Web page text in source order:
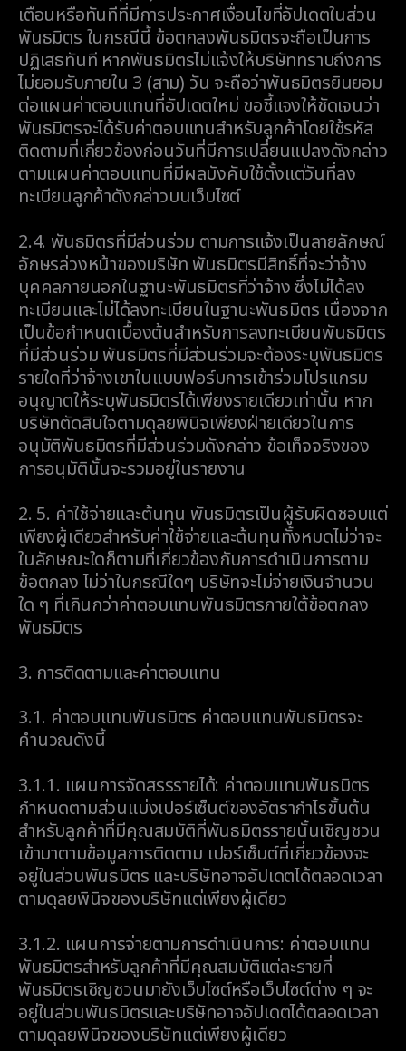
เตือนหรือทันทีที่มีการประกาศเงื่อนไขที่อัปเดตในส่วน
พันธมิตร ในกรณีนี้ ข้อตกลงพันธมิตรจะถือเป็นการ
ปฏิเสธทันที หากพันธมิตรไม่แจ้งให้บริษัททราบถึงการ
ไม่ยอมรับภายใน 3 (สาม) วัน จะถือว่าพันธมิตรยินยอม
ต่อแผนค่าตอบแทนที่อัปเดตใหม่ ขอชี้แจงให้ชัดเจนว่า
พันธมิตรจะได้รับค่าตอบแทนสำหรับลูกค้าโดยใช้รหัส
ติดตามที่เกี่ยวข้องก่อนวันที่มีการเปลี่ยนแปลงดังกล่าว
ตามแผนค่าตอบแทนที่มีผลบังคับใช้ตั้งแต่วันที่ลง
ทะเบียนลูกค้าดังกล่าวบนเว็บไซต์
2.4. พันธมิตรที่มีส่วนร่วม ตามการแจ้งเป็นลายลักษณ์
อักษรล่วงหน้าของบริษัท พันธมิตรมีสิทธิ์ที่จะว่าจ้าง
บุคคลภายนอกในฐานะพันธมิตรที่ว่าจ้าง ซึ่งไม่ได้ลง
ทะเบียนและไม่ได้ลงทะเบียนในฐานะพันธมิตร เนื่องจาก
เป็นข้อกำหนดเบื้องต้นสำหรับการลงทะเบียนพันธมิตร
ที่มีส่วนร่วม พันธมิตรที่มีส่วนร่วมจะต้องระบุพันธมิตร
รายใดที่ว่าจ้างเขาในแบบฟอร์มการเข้าร่วมโปรแกรม
อนุญาตให้ระบุพันธมิตรได้เพียงรายเดียวเท่านั้น หาก
บริษัทตัดสินใจตามดุลยพินิจเพียงฝ่ายเดียวในการ
อนุมัติพันธมิตรที่มีส่วนร่วมดังกล่าว ข้อเท็จจริงของ
การอนุมัตินั้นจะรวมอยู่ในรายงาน
2. 5. ค่าใช้จ่ายและต้นทุน พันธมิตรเป็นผู้รับผิดชอบแต่
เพียงผู้เดียวสำหรับค่าใช้จ่ายและต้นทุนทั้งหมดไม่ว่าจะ
ในลักษณะใดก็ตามที่เกี่ยวข้องกับการดำเนินการตาม
ข้อตกลง ไม่ว่าในกรณีใดๆ บริษัทจะไม่จ่ายเงินจำนวน
ใด ๆ ที่เกินกว่าค่าตอบแทนพันธมิตรภายใต้ข้อตกลง
พันธมิตร
3. การติดตามและค่าตอบแทน
3.1. ค่าตอบแทนพันธมิตร ค่าตอบแทนพันธมิตรจะ
คำนวณดังนี้
3.1.1. แผนการจัดสรรรายได้: ค่าตอบแทนพันธมิตร
กำหนดตามส่วนแบ่งเปอร์เซ็นต์ของอัตรากำไรขั้นต้น
สำหรับลูกค้าที่มีคุณสมบัติที่พันธมิตรรายนั้นเชิญชวน
เข้ามาตามข้อมูลการติดตาม เปอร์เซ็นต์ที่เกี่ยวข้องจะ
อยู่ในส่วนพันธมิตร และบริษัทอาจอัปเดตได้ตลอดเวลา
ตามดุลยพินิจของบริษัทแต่เพียงผู้เดียว
3.1.2. แผนการจ่ายตามการดำเนินการ: ค่าตอบแทน
พันธมิตรสำหรับลูกค้าที่มีคุณสมบัติแต่ละรายที่
พันธมิตรเชิญชวนมายังเว็บไซต์หรือเว็บไซต์ต่าง ๆ จะ
อยู่ในส่วนพันธมิตรและบริษัทอาจอัปเดตได้ตลอดเวลา
ตามดุลยพินิจของบริษัทแต่เพียงผู้เดียว